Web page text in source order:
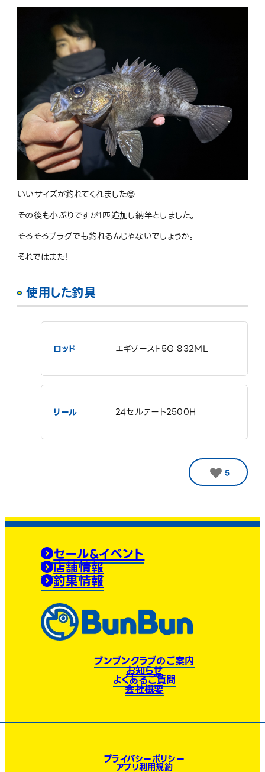
いいサイズが釣れてくれました😊
その後も小ぶりですが1匹追加し納竿としました。
そろそろプラグでも釣れるんじゃないでしょうか。
それではまた！
使用した釣具
ロッド エギゾースト5G 832ML
リール 24セルテート2500H
5
セール&イベント
店舗情報
釣果情報
ブンブンクラブのご案内
お知らせ
よくあるご質問
会社概要
プライバシーポリシー
アプリ利用規約